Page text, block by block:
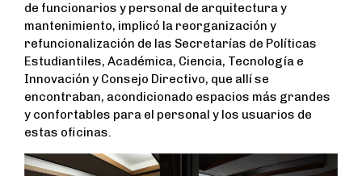
de funcionarios y personal de arquitectura y
mantenimiento, implicó la reorganización y
refuncionalización de las Secretarías de Políticas
Estudiantiles, Académica, Ciencia, Tecnología e
Innovación y Consejo Directivo, que allí se
encontraban, acondicionado espacios más grandes
y confortables para el personal y los usuarios de
estas oficinas.